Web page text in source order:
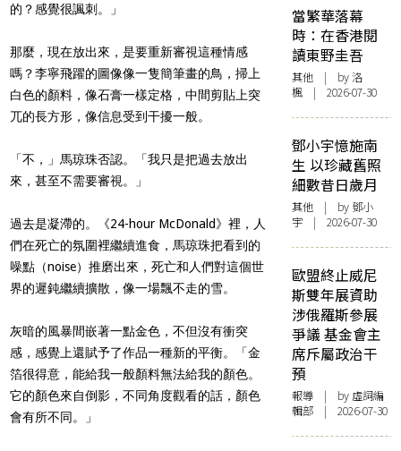
的？感覺很諷刺。」
那麼，現在放出來，是要重新審視這種情感
嗎？李寧飛躍的圖像像一隻簡筆畫的鳥，掃上
白色的顏料，像石膏一樣定格，中間剪貼上突
兀的長方形，像信息受到干擾一般。
「不，」馬琼珠否認。「我只是把過去放出
來，甚至不需要審視。」
過去是凝滯的。《24-hour McDonald》裡，人
們在死亡的氛圍裡繼續進食，馬琼珠把看到的
噪點（noise）推磨出來，死亡和人們對這個世
界的遲鈍繼續擴散，像一場飄不走的雪。
灰暗的風暴間嵌著一點金色，不但沒有衝突
感，感覺上還賦予了作品一種新的平衡。「金
箔很得意，能給我一般顏料無法給我的顏色。
它的顏色來自倒影，不同角度觀看的話，顏色
會有所不同。」
當繁華落幕
時：在香港閱
讀東野圭吾
其他 | by洛
楓 | 2026-07-30
鄧小宇憶施南
生 以珍藏舊照
細數昔日歲月
其他 | by 鄧小
宇 | 2026-07-30
歐盟終止威尼
斯雙年展資助
涉俄羅斯參展
爭議 基金會主
席斥屬政治干
預
報導 | by 虛詞編
輯部 | 2026-07-30